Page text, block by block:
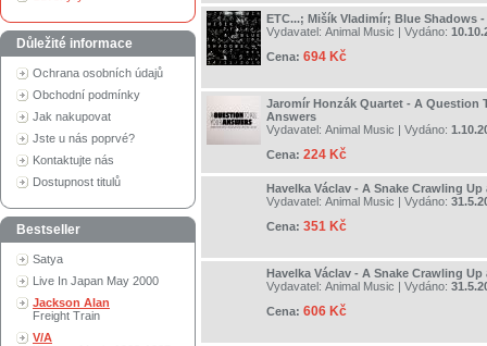
Důležité informace
Ochrana osobních údajů
Obchodní podmínky
Jak nakupovat
Jste u nás poprvé?
Kontaktujte nás
Dostupnost titulů
Bestseller
Satya
Live In Japan May 2000
Jackson Alan
Freight Train
V/A
ETC...; Mišík Vladimír; Blue Shadows -
Vydavatel: Animal Music | Vydáno:
Cena: 694 Kč
Jaromír Honzák Quartet - A Question
Answers
Vydavatel: Animal Music | Vydáno:
Cena: 224 Kč
Havelka Václav - A Snake Crawling
Vydavatel: Animal Music | Vydáno:
Cena: 351 Kč
Havelka Václav - A Snake Crawling
Vydavatel: Animal Music | Vydáno:
Cena: 606 Kč